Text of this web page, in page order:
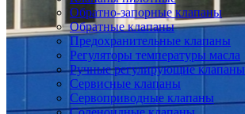
Обратно-запорные клапаны
Обратные клапаны
Предохранительные клапаны
Регуляторы температуры масла
Ручные регулирующие клапаны
Сервисные клапаны
Сервоприводные клапаны